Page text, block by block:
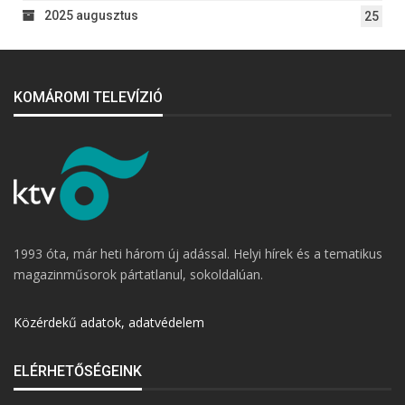
2025 augusztus 25
KOMÁROMI TELEVÍZIÓ
1993 óta, már heti három új adással. Helyi hírek és a tematikus
magazinműsorok pártatlanul, sokoldalúan.
Közérdekű adatok, adatvédelem
ELÉRHETŐSÉGEINK